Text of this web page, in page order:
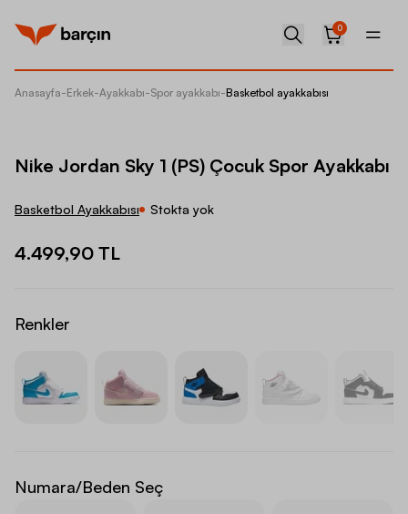
0
Anasayfa-Erkek-Ayakkabı-Spor ayakkabı-Basketbol ayakkabısı
Nike Jordan Sky 1 (PS) Çocuk Spor Ayakkabı
Basketbol Ayakkabısı Stokta yok
4.499,90 TL
Renkler
Numara/Beden Seç